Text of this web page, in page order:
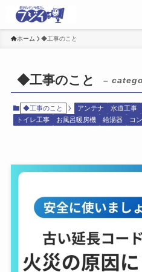
ホーム ◆工事のこと
◆工事のこと –
◆工事のこと アンテナ 水道工事
トイレ工事
お風呂暖房機 給湯器 コ